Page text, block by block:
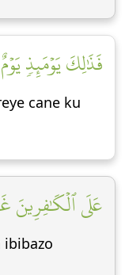
فَذَٰلِكَ يَوۡمَئِذٖ
cane ku
عَلَى ٱلۡكَٰفِرِينَ